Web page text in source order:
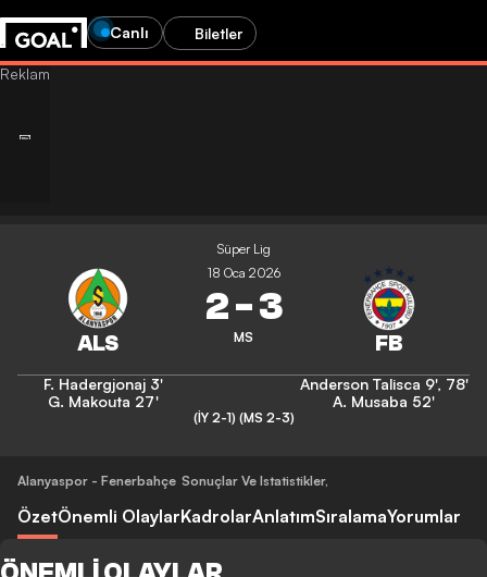
Canlı Biletler
Süper Lig
18 Oca 2026
2-3
MS
F. Hadergjonaj 3'
G. Makouta 27'
Anderson Talisca 9', 78'
A. Musaba 52'
(İY 2-1) (MS 2-3)
Alanyaspor - Fenerbahçe Sonuçlar Ve Istatistikler,
ÖzetÖnemli OlaylarKadrolarAnlatımSıralamaYorumlar